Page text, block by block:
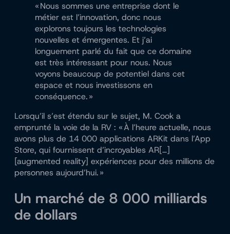
« Nous sommes une entreprise dont le
métier est l’innovation, donc nous
explorons toujours les technologies
nouvelles et émergentes. Et j’ai
longuement parlé du fait que ce domaine
est très intéressant pour nous. Nous
voyons beaucoup de potentiel dans cet
espace et nous investissons en
conséquence. »
Lorsqu’il s’est étendu sur le sujet, M. Cook a
emprunté la voie de la RV : « À l’heure actuelle, nous
avons plus de 14 000 applications ARKit dans l’App
Store, qui fournissent d’incroyables AR[…]
[augmented reality] expériences pour des millions de
personnes aujourd’hui. »
Un marché de 8 000 milliards
de dollars